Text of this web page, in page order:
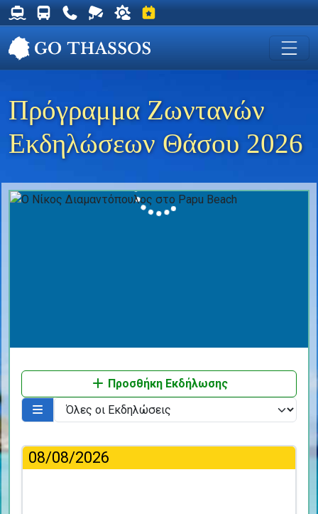
Δρομολόγια Φέρυ για Θάσο
Δρομολόγια Λεωφορείων Θάσου
Χρήσιμα Τηλέφωνα
Ζωντανή Κάμερα στη Χρυσή Ακτή
Ο καιρός στη Θάσο
Εκδηλώσεις στη Θάσο
Πρόγραμμα Ζωντανών
Εκδηλώσεων Θάσου 2026
Προσθήκη Εκδήλωσης
08/08/2026